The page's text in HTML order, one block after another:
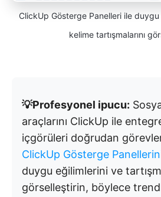
ClickUp Gösterge Panelleri ile
kelime tartışmalarını
💡Profesyonel ipucu:
araçlarını ClickUp ile
içgörüleri doğrudan
ClickUp Gösterge
duygu eğilimlerini ve tartışma
görselleştirin, böylece